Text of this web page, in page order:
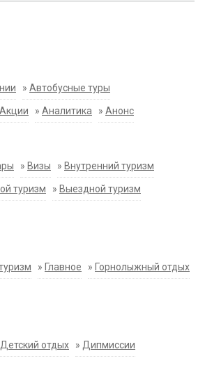
» Автобусные туры
Акции » Аналитика » Анонс
» Визы » Внутренний туризм
туризм » Выездной туризм
» Главное » Горнолыжный отдых
Детский отдых » Дипмиссии